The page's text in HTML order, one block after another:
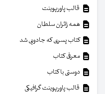
قالب پاورپوینت
همه زائران سلطان
کتاب پسری که جادویی شد
معرفی کتاب
دوستی با کتاب
قالب پاورپوینت گرافیکی